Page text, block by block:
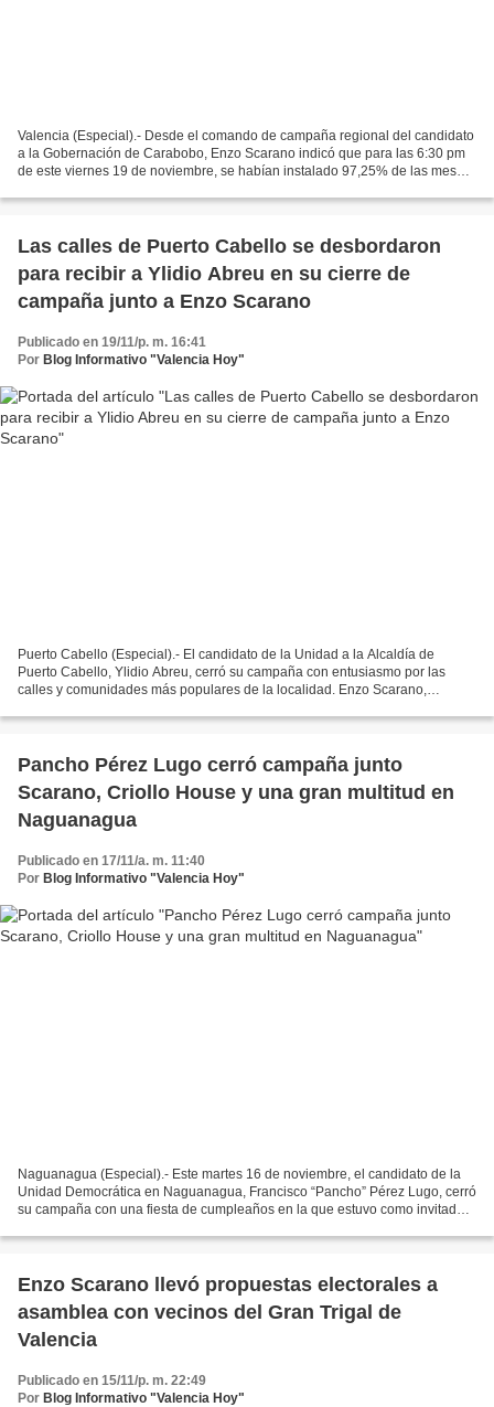
Valencia (Especial).- Desde el comando de campaña regional del candidato
a la Gobernación de Carabobo, Enzo Scarano indicó que para las 6:30 pm
de este viernes 19 de noviembre, se habían instalado 97,25% de las mesas
Las calles de Puerto Cabello se desbordaron
para recibir a Ylidio Abreu en su cierre de
campaña junto a Enzo Scarano
Publicado en 19/11/p. m. 16:41
Por Blog Informativo "Valencia Hoy"
Puerto Cabello (Especial).- El candidato de la Unidad a la Alcaldía de
Puerto Cabello, Ylidio Abreu, cerró su campaña con entusiasmo por las
calles y comunidades más populares de la localidad. Enzo Scarano,
Pancho Pérez Lugo cerró campaña junto
Scarano, Criollo House y una gran multitud en
Naguanagua
Publicado en 17/11/a. m. 11:40
Por Blog Informativo "Valencia Hoy"
Naguanagua (Especial).- Este martes 16 de noviembre, el candidato de la
Unidad Democrática en Naguanagua, Francisco “Pancho” Pérez Lugo, cerró
su campaña con una fiesta de cumpleaños en la que estuvo como invitado
Enzo Scarano llevó propuestas electorales a
asamblea con vecinos del Gran Trigal de
Valencia
Publicado en 15/11/p. m. 22:49
Por Blog Informativo "Valencia Hoy"